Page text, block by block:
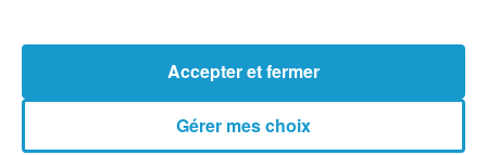
psychologique et à son silence durant une
grande partie de la procédure.
Ils ont aussi vivement critiqué l'enquête
menée depuis la disparition de Delphine
Gérer mes choix
Accepter et fermer